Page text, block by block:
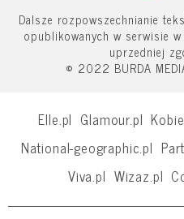
Dalsze rozpowszechnianie
opublikowanych w serwisie
uprzedniej
© 2022 BURDA
Elle.pl Glamour.pl
National-geographic.pl
Viva.pl Wizaz.pl